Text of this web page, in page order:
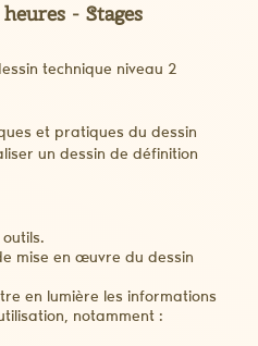
- Stages
technique niveau 2
et pratiques du dessin
un dessin de définition
mise en œuvre du dessin
en lumière les informations
notamment :